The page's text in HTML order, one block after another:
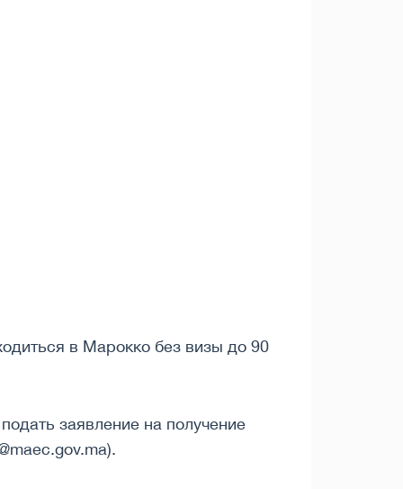
в Марокко без визы до 90
заявление на получение